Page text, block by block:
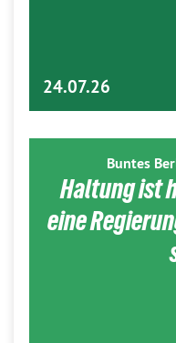
24.07.26
Buntes
Haltung ist
eine